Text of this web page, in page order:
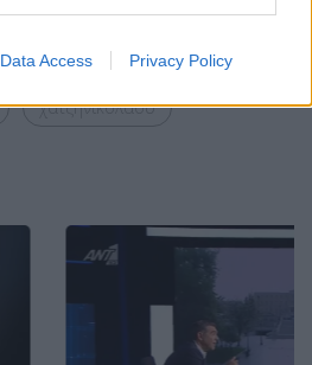
Data Access Privacy Policy
χατζηνικολάου